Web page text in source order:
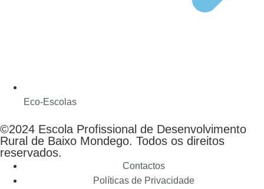
Eco-Escolas
©2024 Escola Profissional de Desenvolvimento
Rural de Baixo Mondego. Todos os direitos
reservados.
Contactos
Políticas de Privacidade